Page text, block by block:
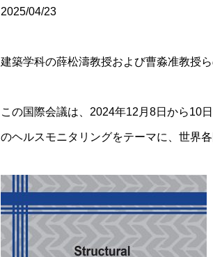
2025/04/23
建築学科の薛松濤教授および曹淼准教授
この国際会議は、2024年12月8日から10
のヘルスモニタリングをテーマに、世界